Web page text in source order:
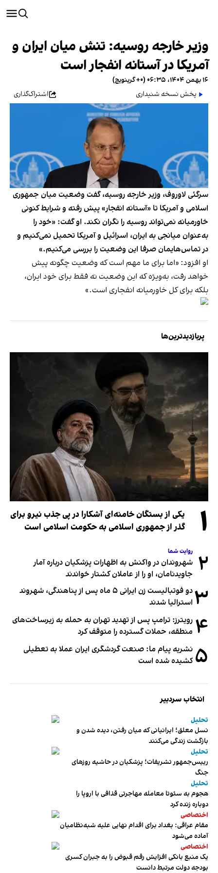
وزیر خارجه روسیه: تنش میان ایران و
آمریکا در آستانه انفجار است
۱۶ بهمن ۱۴۰۴، ۰۶:۳۵ (‎+۰ گرینویچ)
پخش نسخه شنیداری
اشتراک‌گذاری
سرگئی لاوروف، وزیر خارجه روسیه، گفت وضعیت میان جمهوری
اسلامی و آمریکا تا «آستانه انفجار» پیش رفته و شرایط کنونی
خاورمیانه نمی‌تواند روسیه را نگران نکند. او گفت: «خود را
به‌عنوان میانجی به ایران، اسرائیل و آمریکا تحمیل نمی‌کنیم و
در تماس‌هایمان صرفا این وضعیت را بررسی می‌کنیم.»
او افزود: «اما برای ما مهم است که وضعیت چگونه پیش
خواهد رفت، به‌ویژه که این وضعیت نه فقط برای خود ایران،
بلکه برای کل خاورمیانه انفجاری است.»
پربازدیدترین‌ها
۱
یکی از بستگان خامنه‌ای آشکارا در پی جذب نیرو برای
گذر از جمهوری اسلامی به حکومت اسلامی است
۲ روایت شما
شهروندان در واکنش به اظهارات پزشکیان درباره آمار
جاویدنامان، او را از عاملان کشتار خواندند
۳
دو فوتبالیست زن ایرانی ۵ ماه پس از پناهندگی، شهروند
استرالیا شدند
۴ رویترز: ترامپ پس از تهدید تهران به حمله به زیرساخت‌های
منطقه، حملات گسترده را متوقف کرد
۵ نشریه پیام ما: صنعت گردشگری ایران عملا به تعطیلی
کشیده شده است
انتخاب سردبیر
تحلیل
نسل معلق؛ ایرانیانی که میان رفتن، دیده شدن و
بازگشت زندگی می‌کنند
تحلیل
رییس‌جمهور تشریفات؛ پزشکیان در حاشیه روزهای
جنگ
تحلیل
هجوم به سئوتا معامله مهاجرتی قذافی با اروپا را
دوباره زنده کرد
اختصاصی
مقام عراقی: بغداد برای اقدام نهایی علیه شبه‌نظامیان
آماده می‌شود
اختصاصی
یک منبع بانکی افزایش رقم قبوض را به جبران کسری
بودجه دولت مرتبط دانست